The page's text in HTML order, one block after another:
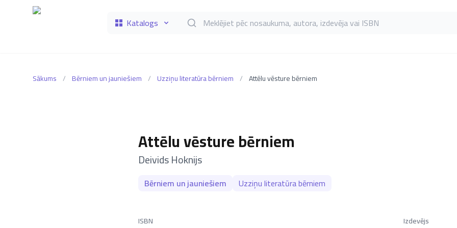
Katalogs Meklēt grāmatas pēc nosaukuma, autora, izdevēja vai ISBN
Sākums / Bērniem un jauniešiem / Uzziņu literatūra bērniem / Attēlu vēsture bērniem
Attēlu vēsture bērniem
–
Deivids Hoknijs
Bērniem un jauniešiem Uzziņu literatūra bērniem
ISBN Izdevējs